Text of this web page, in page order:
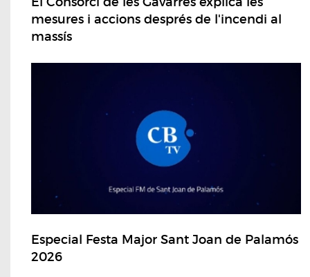
mesures i accions després de l'incendi al
massís
Especial Festa Major Sant Joan de Palamós
2026